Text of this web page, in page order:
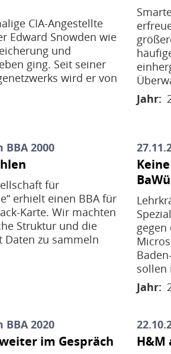
CIA-Angestellte
Edward Snowden wie
und
ging. Seit seiner
wird er von
Jahr
BBA 2000
für
erhielt einen BBA für
Karte. Wir machten
Struktur und die
Daten zu sammeln
sollen
Jahr
BBA 2020
im Gespräch H&M